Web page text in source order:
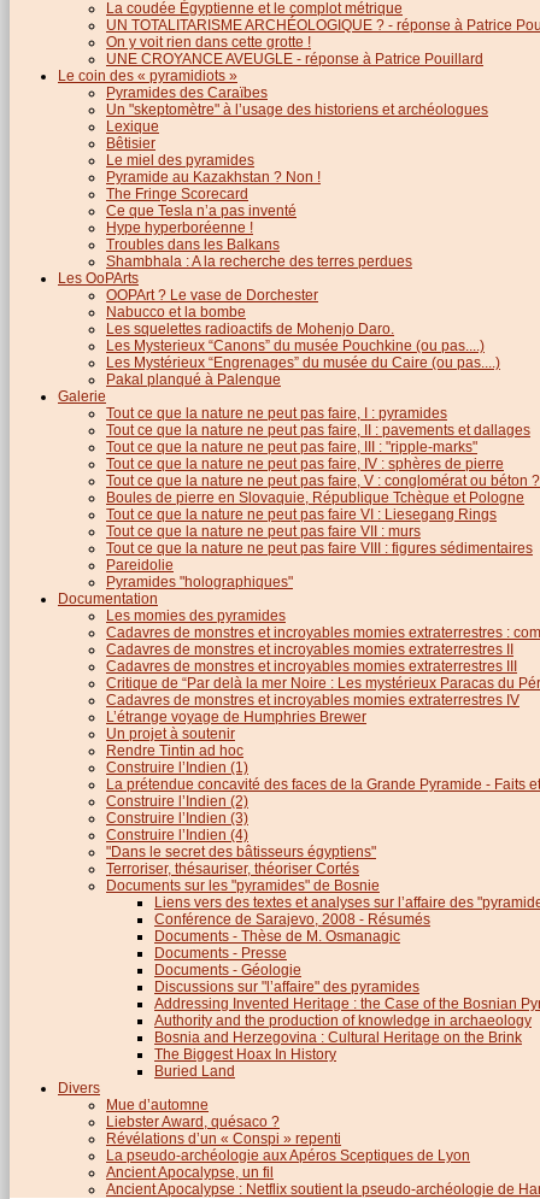
La coudée Égyptienne et le complot métrique
UN TOTALITARISME ARCHÉOLOGIQUE ? - réponse à Patrice
On y voit rien dans cette grotte !
UNE CROYANCE AVEUGLE - réponse à Patrice Pouillard
Le coin des « pyramidiots »
Pyramides des Caraïbes
Un "skeptomètre" à l’usage des historiens et archéologues
Lexique
Bêtisier
Le miel des pyramides
Pyramide au Kazakhstan ? Non !
The Fringe Scorecard
Ce que Tesla n’a pas inventé
Hype hyperboréenne !
Troubles dans les Balkans
Shambhala : A la recherche des terres perdues
Les OoPArts
OOPArt ? Le vase de Dorchester
Nabucco et la bombe
Les squelettes radioactifs de Mohenjo Daro.
Les Mysterieux “Canons” du musée Pouchkine (ou pas....)
Les Mystérieux “Engrenages” du musée du Caire (ou pas....)
Pakal planqué à Palenque
Galerie
Tout ce que la nature ne peut pas faire, I : pyramides
Tout ce que la nature ne peut pas faire, II : pavements et dallages
Tout ce que la nature ne peut pas faire, III : "ripple-marks"
Tout ce que la nature ne peut pas faire, IV : sphères de pierre
Tout ce que la nature ne peut pas faire, V : conglomérat ou béton ?
Boules de pierre en Slovaquie, République Tchèque et Pologne
Tout ce que la nature ne peut pas faire VI : Liesegang Rings
Tout ce que la nature ne peut pas faire VII : murs
Tout ce que la nature ne peut pas faire VIII : figures sédimentaires
Pareidolie
Pyramides "holographiques"
Documentation
Les momies des pyramides
Cadavres de monstres et incroyables momies extraterrestres :
Cadavres de monstres et incroyables momies extraterrestres II
Cadavres de monstres et incroyables momies extraterrestres III
Critique de “Par delà la mer Noire : Les mystérieux Paracas du
Cadavres de monstres et incroyables momies extraterrestres IV
L’étrange voyage de Humphries Brewer
Un projet à soutenir
Rendre Tintin ad hoc
Construire l’Indien (1)
La prétendue concavité des faces de la Grande Pyramide - Faits
Construire l’Indien (2)
Construire l’Indien (3)
Construire l’Indien (4)
"Dans le secret des bâtisseurs égyptiens"
Terroriser, thésauriser, théoriser Cortés
Documents sur les "pyramides" de Bosnie
Liens vers des textes et analyses sur l’affaire des
Conférence de Sarajevo, 2008 - Résumés
Documents - Thèse de M. Osmanagic
Documents - Presse
Documents - Géologie
Discussions sur "l’affaire" des pyramides
Addressing Invented Heritage : the Case of the Bosnian
Authority and the production of knowledge in archaeology
Bosnia and Herzegovina : Cultural Heritage on the Brink
The Biggest Hoax In History
Buried Land
Divers
Mue d’automne
Liebster Award, quésaco ?
Révélations d’un « Conspi » repenti
La pseudo-archéologie aux Apéros Sceptiques de Lyon
Ancient Apocalypse, un fil
Ancient Apocalypse : Netflix soutient la pseudo-archéologie de